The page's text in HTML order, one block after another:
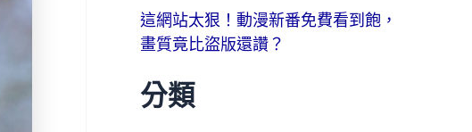
這網站太狠！動漫新番免費看到飽，
畫質竟比盜版還讚？
分類